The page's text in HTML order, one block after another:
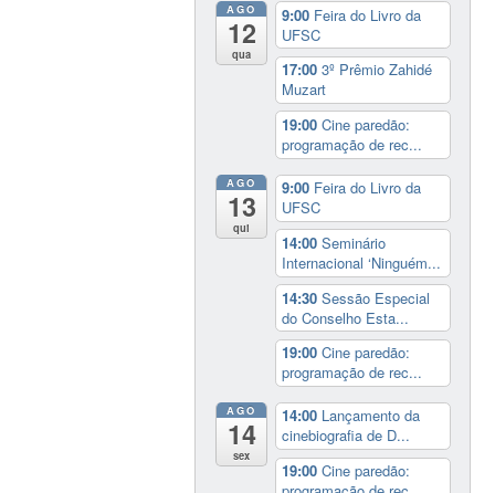
AGO
12
qua
9:00 Feira do Livro da
UFSC
17:003º Prêmio Zahidé
Muzart
19:00Cine paredão:
programação de rec...
AGO
13
qui
9:00 Feira do Livro da
UFSC
14:00Seminário
Internacional ‘Ninguém...
14:30Sessão Especial
do Conselho Esta...
19:00Cine paredão:
programação de rec...
AGO
14
sex
14:00 Lançamento da
cinebiografia de D...
19:00Cine paredão: